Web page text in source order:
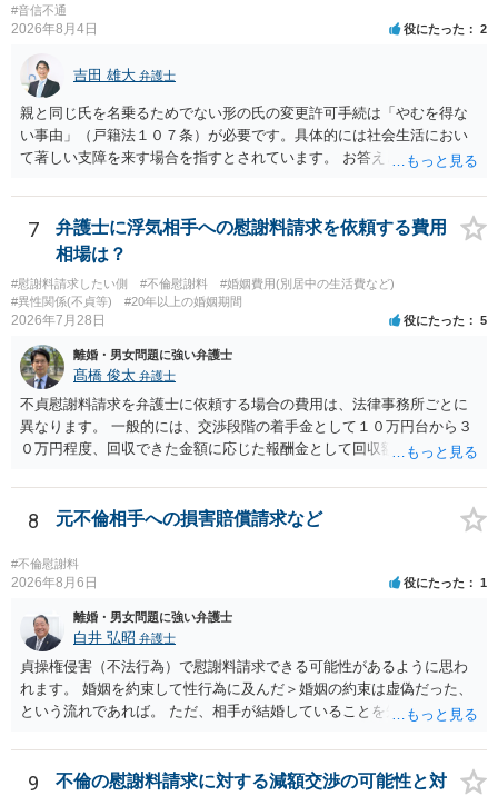
変更許可の場合、あなたは現在の戸籍からもう一方の親への戸籍に入
籍する（戻る）という戸籍変動になるため、成人した子からの変更許
可申立てにおいては、入籍先である親（及びそこに同籍している配偶
者や15歳以上の子）の同意があるかどうかが重視されるケースが多い
です。 (2)については、「やむを得ない事由」が必要とされます。これ
は、名の変更許可よりも厳重な要件であるとされ、本件のような精神
的・心理的な理由ではなかなかハードルが高いところですが、親から
性的虐待を受けていたケースで氏変更を許可した事案がありますの
立て前に分籍届によってあなたの単独戸籍を編成しておく必要がある
でしょう。 法的に検討すべき課題が多いため、弁護士へ相談されるこ
とをお勧めします。
#音信不通
2026年8月4日 役にたった 2
吉田 雄大 弁護士
親と同じ氏を名乗るためでない形の氏の変更許可手続は「やむを得な
い事由」（戸籍法１０７条）が必要です。具体的には社会生活におい
て著しい支障を来す場合を指すとされています。 お答えとしては、理
支障」の具体的判断の中で、現在の氏を使い続けることがなぜよくな
いのかが審理判断されることになる、というものになります。
7
弁護士に浮気相手への慰謝料請求を依頼する費用
相場は？
#慰謝料請求したい側 #不倫慰謝料
#婚姻費用(別居中の生活費など)
#異性関係(不貞等)
#20年以上の婚姻期間
2026年7月28日 役にたった 5
離婚・男女問題に強い弁護士
髙橋 俊太 弁護士
不貞慰謝料請求を弁護士に依頼する場合の費用は、法律事務所ごとに
異なります。 一般的には、交渉段階の着手金として１０万円台から３
０万円程度、回収できた金額に応じた報酬金として回収額の１０％か
には、追加着手金や日当、実費が発生することもあります。 もっと
も、証拠が十分にあるか、相手方の住所・勤務先が分かるか、慰謝料
額、離婚の有無、交渉で終わるか訴訟まで見込むかによって、費用は
変わり得ます。依頼前に、交渉だけの場合、訴訟になった場合、回収
できなかった場合の費用を確認しておくとよいでしょう。 弁護士選び
通しを過度に楽観的に言い過ぎないか、質問に具体的に答えてくれる
か、連絡方法（メール、電話、弁護士直接か事務局員を介するかな
ど）や対応スピードが合うかを確認するとよいと思います。いずれに
しましても、弁護士への相談・依頼にあたっては、証拠資料、夫と相
手方の関係、相手方の氏名・住所等、夫婦関係への影響、離婚予定の
8 元不倫相手への損害賠償請求など
#不倫慰謝料
2026年8月6日 役にたった 1
離婚・男女問題に強い弁護士
白井 弘昭 弁護士
貞操権侵害（不法行為）で慰謝料請求できる可能性があるように思わ
れます。 婚姻を約束して性行為に及んだ＞婚姻の約束は虚偽だった、
という流れであれば。 ただ、相手が結婚していることを知って行為に
性も認められそうですので、あまり慰謝料は高額にならないように思
われます。 一度、最寄りの弁護士に相談してみてください。
9
不倫の慰謝料請求に対する減額交渉の可能性と対